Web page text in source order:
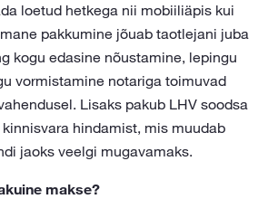
loetud hetkega nii mobiiliäpis kui
pakkumine jõuab taotlejani juba
kogu edasine nõustamine, lepingu
vormistamine notariga toimuvad
Lisaks pakub LHV soodsa
hindamist, mis muudab
jaoks veelgi mugavamaks.
makse?